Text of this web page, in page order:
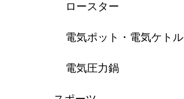
ロースター
電気ポット・電気ケトル
電気圧力鍋